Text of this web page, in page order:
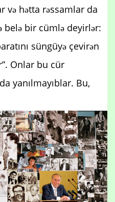
və hətta rəssamlar da
belə bir cümlə deyirlər:
süngüyə çevirən
Onlar bu cür
yanılmayıblar. Bu,